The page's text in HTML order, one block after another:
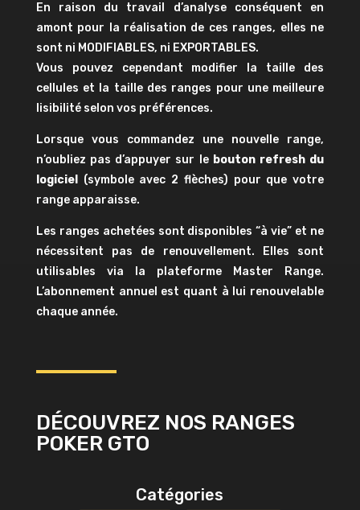
En raison du travail d’analyse conséquent en
amont pour la réalisation de ces ranges, elles ne
sont ni MODIFIABLES, ni EXPORTABLES.
Vous pouvez cependant modifier la taille des
cellules et la taille des ranges pour une meilleure
lisibilité selon vos préférences.
Lorsque vous commandez une nouvelle range,
n’oubliez pas d’appuyer sur le bouton refresh du
logiciel
(symbole avec 2 flèches) pour que votre
range apparaisse.
Les ranges achetées sont disponibles “à vie” et ne
nécessitent pas de renouvellement. Elles sont
utilisables via la plateforme Master Range.
L’abonnement annuel est quant à lui renouvelable
chaque année.
DÉCOUVREZ NOS RANGES
POKER GTO
Catégories